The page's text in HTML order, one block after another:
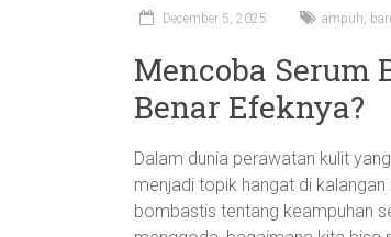
December 5, 2025 ampuh,
Mencoba Serum
Benar Efeknya?
Dalam dunia perawatan kulit
menjadi topik hangat di
bombastis tentang keampuhan